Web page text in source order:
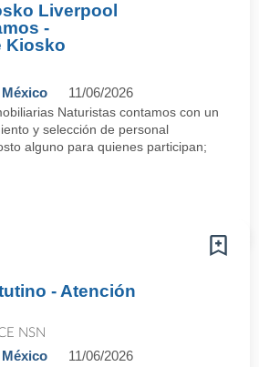
Liverpool
-
Kiosko
11/06/2026
Naturistas contamos con un
y selección de personal
alguno para quienes participan;
- Atención
NSN
11/06/2026